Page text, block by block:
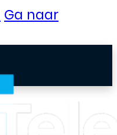
Ga naar